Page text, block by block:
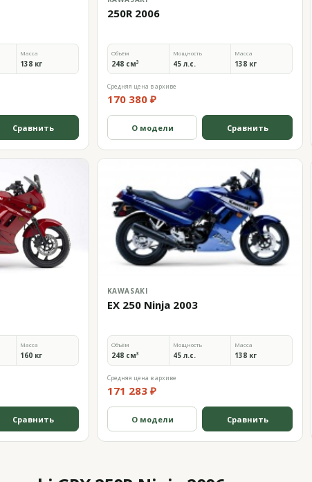
Масса
138 кг
Сравнить
250R 2006
Объём
248 см³
Мощность
45 л.с.
Масса
138 кг
Средняя цена в архиве
170 380 ₽
О модели Сравнить
Масса
160 кг
Сравнить
KAWASAKI
EX 250 Ninja 2003
Объём
248 см³
Мощность
45 л.с.
Масса
138 кг
Средняя цена в архиве
171 283 ₽
О модели Сравнить